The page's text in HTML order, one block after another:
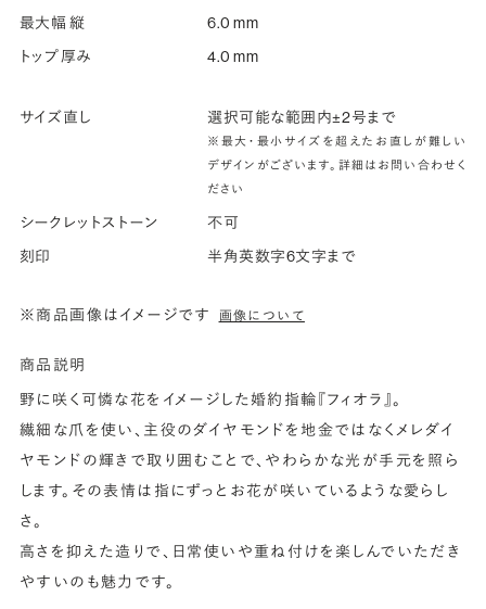
最大幅 縦
6.0 mm
トップ厚み
4.0 mm
サイズ直し 選択可能な範囲内±2号まで
※最大・最小サイズを超えたお直しが難しい
デザインがございます。詳細はお問い合わせく
ださい
シークレットストーン
不可
刻印
半角英数字6文字まで
※商品画像はイメージです 画像について
商品説明
野に咲く可憐な花をイメージした婚約指輪『フィオラ』。
繊細な爪を使い、主役のダイヤモンドを地金ではなくメレダイ
ヤモンドの輝きで取り囲むことで、やわらかな光が手元を照ら
します。その表情は指にずっとお花が咲いているような愛らし
さ。
高さを抑えた造りで、日常使いや重ね付けを楽しんでいただき
やすいのも魅力です。